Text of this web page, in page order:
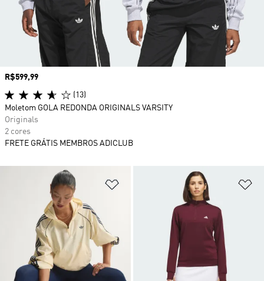
Adicionar à Lista de Desejos
Preço
R$599,99
(13)
Moletom GOLA REDONDA ORIGINALS VARSITY
Originals
2 cores
FRETE GRÁTIS MEMBROS ADICLUB